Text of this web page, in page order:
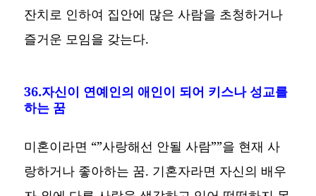
잔치로 인하여 집안에 많은 사람을 초청하거나
즐거운 모임을 갖는다.
36.자신이 연예인의 애인이 되어 키스나 성교를
하는 꿈
미혼이라면 “”사랑해선 안될 사람””을 현재 사
랑하거나 좋아하는 꿈. 기혼자라면 자신의 배우